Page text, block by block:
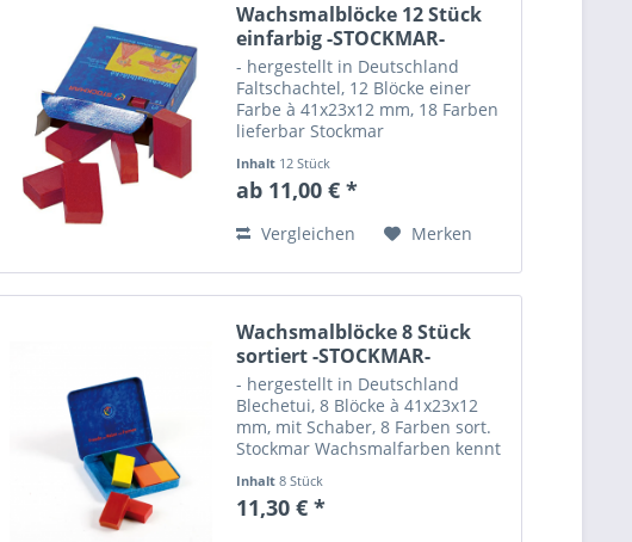
Wachsmalblöcke 12 Stück
einfarbig -STOCKMAR-
- hergestellt in Deutschland
Faltschachtel, 12 Blöcke einer
Farbe à 41x23x12 mm, 18 Farben
lieferbar Stockmar
Kein Wunder, denn sie erfüllen
höchste pädagogische,
Ansprüche....
Inhalt 12 Stück
ab 11,00 € *
Vergleichen Merken
Wachsmalblöcke 8 Stück
sortiert -STOCKMAR-
- hergestellt in Deutschland
Blechetui, 8 Blöcke à 41x23x12
mm, mit Schaber, 8 Farben sort.
Stockmar Wachsmalfarben kennt
erfüllen höchste pädagogische,
ästhetische und künstlerische
Inhalt8 Stück
11,30 € *